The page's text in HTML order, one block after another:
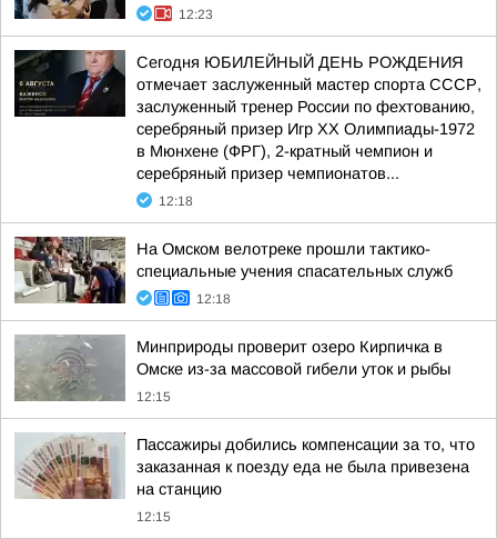
12:23
Сегодня ЮБИЛЕЙНЫЙ ДЕНЬ РОЖДЕНИЯ
отмечает заслуженный мастер спорта СССР,
заслуженный тренер России по фехтованию,
серебряный призер Игр XX Олимпиады-1972
в Мюнхене (ФРГ), 2-кратный чемпион и
серебряный призер чемпионатов...
12:18
На Омском велотреке прошли тактико-
специальные учения спасательных служб
12:18
Минприроды проверит озеро Кирпичка в
Омске из-за массовой гибели уток и рыбы
12:15
Пассажиры добились компенсации за то, что
заказанная к поезду еда не была привезена
на станцию
12:15